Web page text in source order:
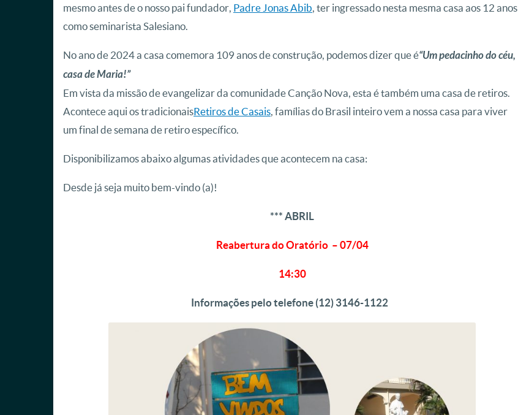
mesmo antes de o nosso pai fundador, Padre Jonas Abib, ter ingressado nesta mesma casa aos 12 anos
como seminarista Salesiano.
No ano de 2024 a casa comemora 109 anos de construção, podemos dizer que é“Um pedacinho do céu,
casa de Maria!”
Em vista da missão de evangelizar da comunidade Canção Nova, esta é também uma casa de retiros.
Acontece aqui os tradicionaisRetiros de Casais, famílias do Brasil inteiro vem a nossa casa para viver
um final de semana de retiro específico.
Disponibilizamos abaixo algumas atividades que acontecem na casa:
Desde já seja muito bem-vindo (a)!
*** ABRIL
Reabertura do Oratório – 07/04
14:30
Informações pelo telefone (12) 3146-1122